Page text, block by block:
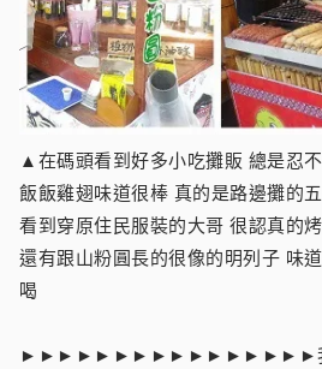
▲在碼頭看到好多小吃攤販 總是忍
飯飯雞翅味道很棒 真的是路邊攤的
看到穿原住民服裝的大哥 很認真的
還有跟山粉圓長的很像的明列子 味
喝
►►►►►►►►►►►►►►►►我